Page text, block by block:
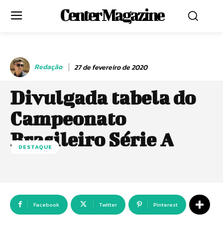
Center Magazine
Redação 27 de fevereiro de 2020
Divulgada tabela do
Campeonato
Brasileiro Série A
DESTAQUE
Facebook Twitter Pinterest